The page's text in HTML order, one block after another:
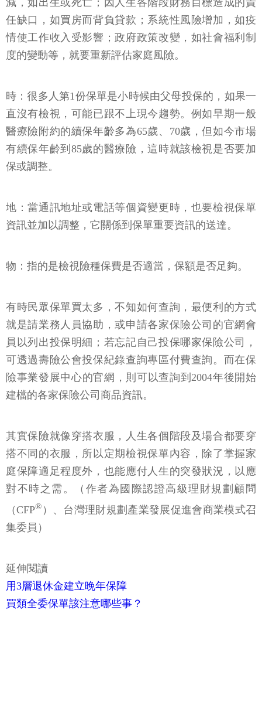
減，如出生或死亡；因人生各階段財務目標造成的責
任缺口，如買房而背負貸款；系統性風險增加，如疫
情使工作收入受影響；政府政策改變，如社會福利制
度的變動等，就要重新評估家庭風險。
時：很多人第1份保單是小時候由父母投保的，如果一
直沒有檢視，可能已跟不上現今趨勢。例如早期一般
醫療險附約的續保年齡多為65歲、70歲，但如今市場
有續保年齡到85歲的醫療險，這時就該檢視是否要加
保或調整。
地：當通訊地址或電話等個資變更時，也要檢視保單
資訊並加以調整，它關係到保單重要資訊的送達。
物：指的是檢視險種保費是否適當，保額是否足夠。
有時民眾保單買太多，不知如何查詢，最便利的方式
就是請業務人員協助，或申請各家保險公司的官網會
員以列出投保明細；若忘記自己投保哪家保險公司，
可透過壽險公會投保紀錄查詢專區付費查詢。而在保
險事業發展中心的官網，則可以查詢到2004年後開始
建檔的各家保險公司商品資訊。
其實保險就像穿搭衣服，人生各個階段及場合都要穿
搭不同的衣服，所以定期檢視保單內容，除了掌握家
庭保障適足程度外，也能應付人生的突發狀況，以應
對不時之需。（作者為國際認證高級理財規劃顧問
（CFP® ）、台灣理財規劃產業發展促進會商業模式召
集委員）
延伸閱讀
用3層退休金建立晚年保障
買類全委保單該注意哪些事？